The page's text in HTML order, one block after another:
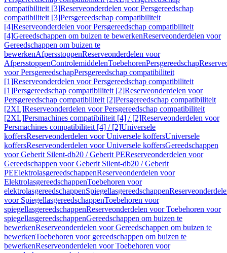
compatibiliteit [3]Reserveonderdelen voor Persgereedschap
compatibiliteit [3]Persgereedschap compatibiliteit
[4]Reserveonderdelen voor Persgereedschap compatibiliteit
[4]Gereedschappen om buizen te bewerkenReserveonderdelen voor
Gereedschappen om buizen te
bewerkenAfpersstoppenReserveonderdelen voor
AfpersstoppenControlemiddelenToebehorenPersgereedschap
voor PersgereedschapPersgereedschap compatibiliteit
[1]Reserveonderdelen voor Persgereedschap compatibiliteit
[1]Persgereedschap compatibiliteit [2]Reserveonderdelen voor
Persgereedschap compatibiliteit [2]Persgereedschap compatibiliteit
[2XL]Reserveonderdelen voor Persgereedschap compatibiliteit
[2XL]Persmachines compatibiliteit [4] / [2]Reserveonderdelen voor
Persmachines compatibiliteit [4] / [2]Universele
koffersReserveonderdelen voor Universele koffersUniversele
koffersReserveonderdelen voor Universele koffersGereedschappen
voor Geberit Silent-db20 / Geberit PEReserveonderdelen voor
Gereedschappen voor Geberit Silent-db20 / Geberit
PEElektrolasgereedschappenReserveonderdelen voor
ElektrolasgereedschappenToebehoren voor
elektrolasgereedschappenSpiegellasgereedschappen
voor SpiegellasgereedschappenToebehoren voor
spiegellasgereedschappenReserveonderdelen voor Toebehoren voor
spiegellasgereedschappenGereedschappen om buizen te
bewerkenReserveonderdelen voor Gereedschappen om buizen te
bewerkenToebehoren voor gereedschappen om buizen te
bewerkenReserveonderdelen voor Toebehoren voor